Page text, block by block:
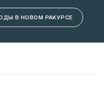
В НОВОМ РАКУРСЕ